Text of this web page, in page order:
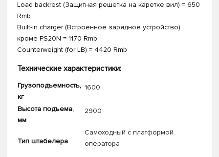
Load backrest (Защитная решетка на каретке вил) = 650
Rmb
Built-in charger (Встроенное зарядное устройство)
кроме PS20N = 1170 Rmb
Counterweight (for LB) = 4420 Rmb
Технические характеристики:
Грузоподъемность,
кг
1600
Высота подъема,
мм
2900
Тип штабелера
Самоходный с платформой
оператора